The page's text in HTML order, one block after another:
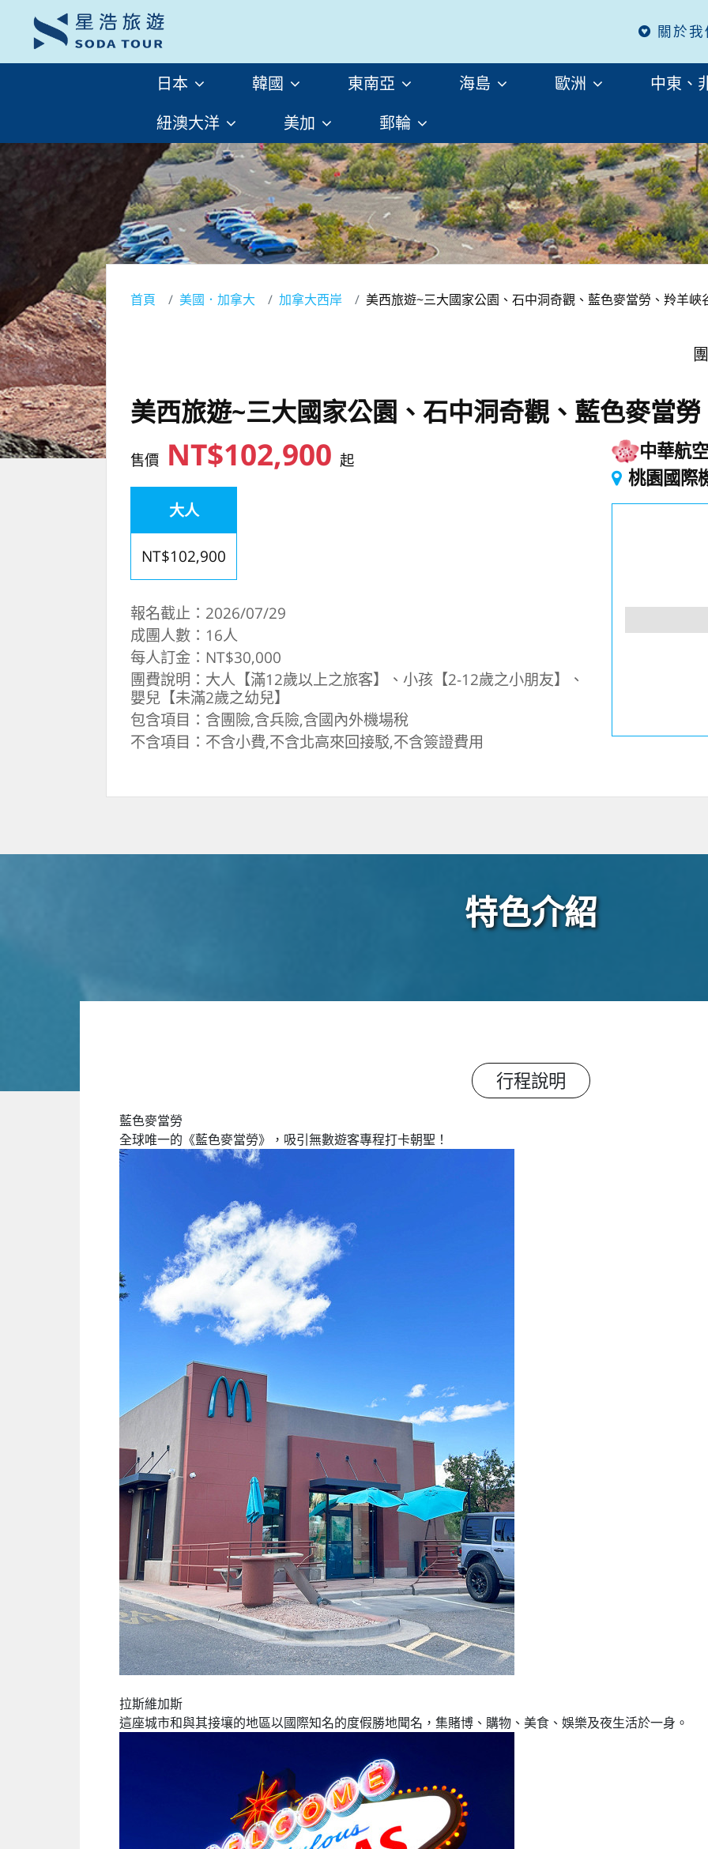
關於我
日本 韓國 東南亞 海島 歐洲
中東、
紐澳大洋
美加 郵輪
首頁 美國．加拿大 加拿大西岸 美西旅遊~三大國家公園、石中洞奇觀、藍色麥當勞、羚羊峽
美西旅遊~三大國家公園、石中洞奇觀、藍色麥當
售價 NT$102,900起
大人
NT$102,900
報名截止：2026/07/29
成團人數：16人
每人訂金：NT$30,000
團費說明：大人【滿12歲以上之旅客】、小孩【2-12歲之小朋友】、
嬰兒【未滿2歲之幼兒】
包含項目：含團險,含兵險,含國內外機場稅
不含項目：不含小費,不含北高來回接駁,不含簽證費用
中華航
桃園國際
特色介紹
行程說明
藍色麥當勞
全球唯一的《藍色麥當勞》，吸引無數遊客專程打卡朝聖！
拉斯維加斯
這座城市和與其接壤的地區以國際知名的度假勝地聞名，集賭博、購物、美食、娛樂及夜生活於一身。